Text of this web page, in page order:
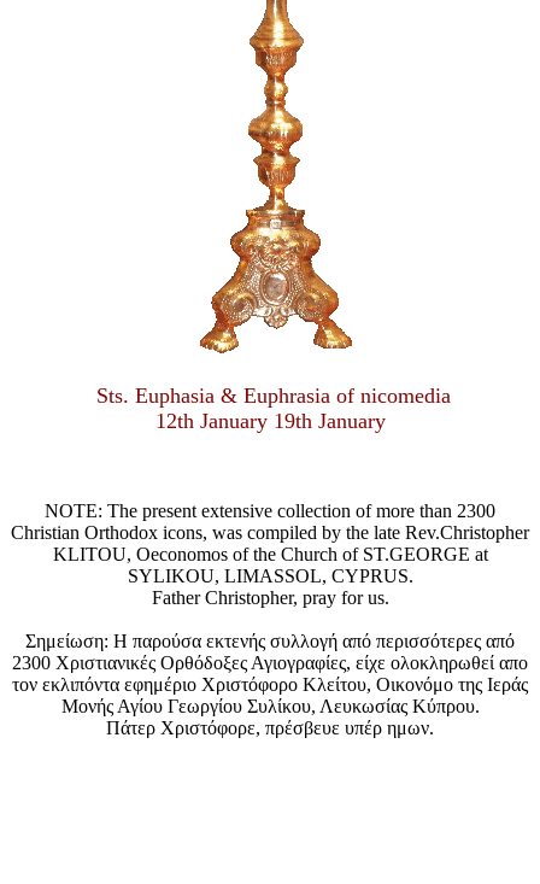
Sts. Euphasia & Euphrasia of nicomedia
12th January 19th January
NOTE: The present extensive collection of more than 2300
Christian Orthodox icons, was compiled by the late Rev.Christopher
KLITOU, Oeconomos of the Church of ST.GEORGE at
SYLIKOU, LIMASSOL, CYPRUS.
Father Christopher, pray for us.
Σημείωση: Η παρούσα εκτενής συλλογή από περισσότερες από
2300 Χριστιανικές Ορθόδοξες Αγιογραφίες, είχε ολοκληρωθεί απο
τον εκλιπόντα εφημέριο Χριστόφορο Κλείτου, Οικονόμο της Ιεράς
Μονής Αγίου Γεωργίου Συλίκου, Λευκωσίας Κύπρου.
Πάτερ Χριστόφορε, πρέσβευε υπέρ ημων.